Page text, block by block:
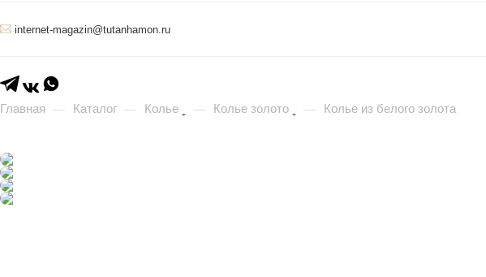
internet-magazin@tutanhamon.ru
Главная — Каталог — Колье — Колье золото — Колье из белого золота